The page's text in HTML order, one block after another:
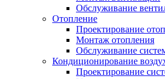
Обслуживание
Отопление
Проектирование
Монтаж отопления
Обслуживание
Кондиционирование
Проектирование